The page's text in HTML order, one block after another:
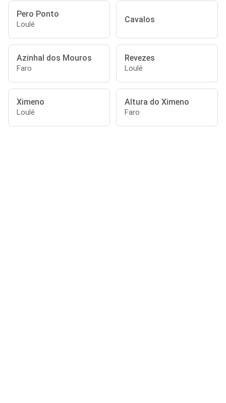
Pero Ponto
Loulé Cavalos
Azinhal dos Mouros
Faro
Revezes
Loulé
Ximeno
Loulé
Altura do Ximeno
Faro